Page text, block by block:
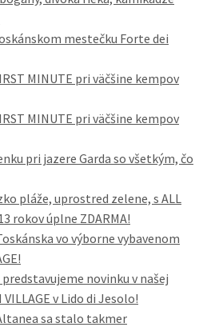
mestečku Forte dei
MINUTE pri väčšine kempov
MINUTE pri väčšine kempov
pri jazere Garda so všetkým, čo
pláže, uprostred zelene, s ALL
rokov úplne ZDARMA!
vo výborne vybavenom
novinku v našej
v Lido di Jesolo!
sa stalo takmer